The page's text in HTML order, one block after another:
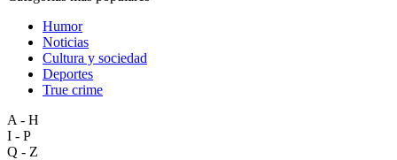
Humor
Noticias
Cultura y sociedad
Deportes
True crime
A - H
I - P
Q - Z